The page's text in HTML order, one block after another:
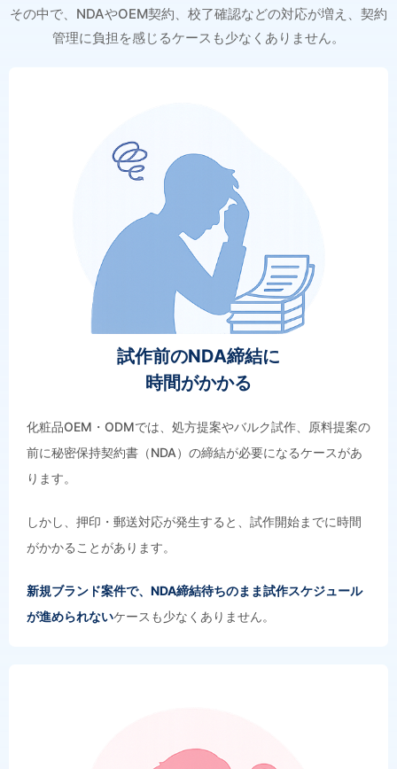
その中で、NDAやOEM契約、校了確認などの対応が増え、契約
管理に負担を感じるケースも少なくありません。
試作前のNDA締結に
時間がかかる
化粧品OEM・ODMでは、処方提案やバルク試作、原料提案の
前に秘密保持契約書（NDA）の締結が必要になるケースがあ
ります。
しかし、押印・郵送対応が発生すると、試作開始までに時間
がかかることがあります。
新規ブランド案件で、NDA締結待ちのまま試作スケジュール
が進められないケースも少なくありません。